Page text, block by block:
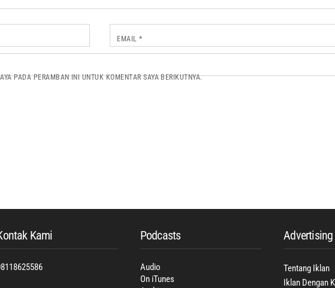
EMAIL*
PADA PERAMBAN INI UNTUK KOMENTAR SAYA BERIKUTNYA.
Kami Podcasts
Audio
On iTunes
Advertising
Tentang Iklan
Iklan Dengan